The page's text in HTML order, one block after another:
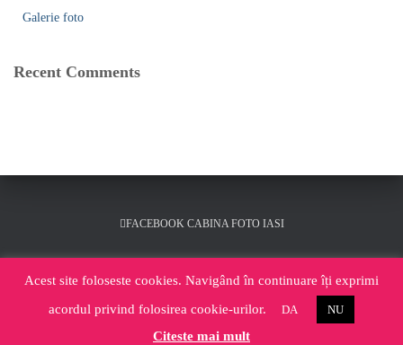
Galerie foto
Recent Comments
FACEBOOK CABINA FOTO IASI
CABINA FOTO IASI YOUTUBE
Acest site foloseste cookies. Navigând în continuare îți exprimi
acordul privind folosirea cookie-urilor.
DA NU
Citeste mai mult